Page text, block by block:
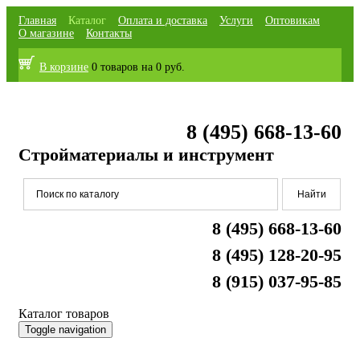
Главная Каталог Оплата и доставка Услуги
Оптовикам
О магазине
Контакты
В корзине 0 товаров на 0 руб.
8 (495) 668-13-60
Стройматериалы и инструмент
8 (495) 668-13-60
8 (495) 128-20-95
8 (915) 037-95-85
Каталог товаров
Toggle navigation